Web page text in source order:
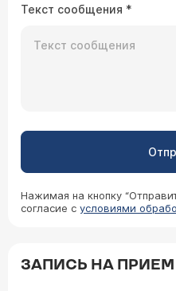
Текст сообщения *
Нажимая на кнопку
согласие с условиями
ЗАПИСЬ НА ПРИЕМ